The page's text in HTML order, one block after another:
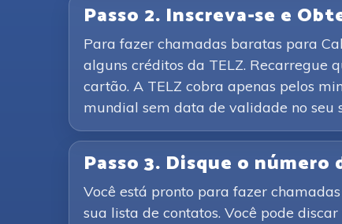
Passo 2. Inscreva-se e
Para fazer chamadas baratas para
alguns créditos da TELZ. Recarregue
cartão. A TELZ cobra apenas pelos
mundial sem data de validade no seu
Passo 3. Disque o
Você está pronto para fazer
sua lista de contatos. Você pode